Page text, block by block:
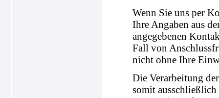
Wenn Sie uns per
Ihre Angaben aus
angegebenen
Fall von
nicht ohne Ihre
Die Verarbeitung
somit